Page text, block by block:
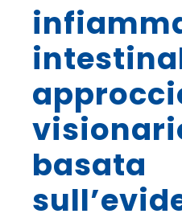
basata